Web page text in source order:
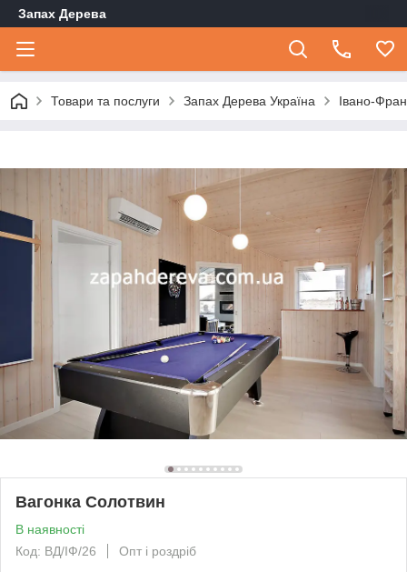
Запах Дерева
Товари та послуги Запах Дерева Україна Івано-
Вагонка Солотвин
В наявності
Код: ВД/ІФ/26
Опт і роздріб